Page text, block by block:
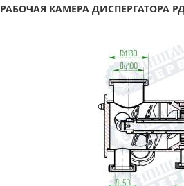
РАБОЧАЯ КАМЕРА ДИСПЕРГАТОРА